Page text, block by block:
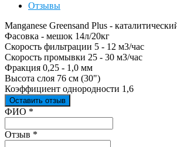
Отзывы
Manganese Greensand Plus -
Фасовка - мешок 14л/20кг
Скорость фильтрации 5 - 12 м3/час
Скорость промывки 25 - 30 м3/час
Фракция 0,25 - 1,0 мм
Высота слоя 76 см (30")
Коэффициент однородности 1,6
Оставить отзыв
Ваш отзыв был отправлен!
ФИО *
Отзыв *